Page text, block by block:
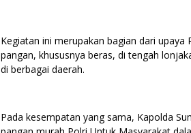
Kegiatan ini merupakan bagian dari
pangan, khususnya beras, di tengah
di berbagai daerah.
Pada kesempatan yang sama, Kapolda